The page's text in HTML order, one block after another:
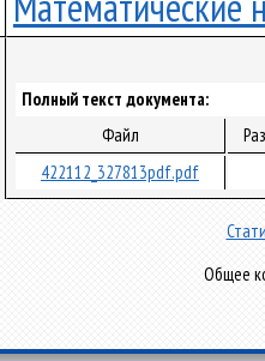
Полный текст документа:
Файл
422112_327813pdf.pdf
Общее